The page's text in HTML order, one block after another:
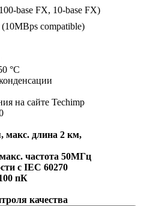
base FX, 10-base FX)
compatible)
°C
на сайте Techimp
макс. длина 2 км,
частота 50МГц
с IEC 60270
пК
качества